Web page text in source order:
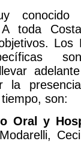
A toda
Los
la
son:
Oral y